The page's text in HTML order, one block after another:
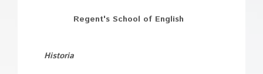
Regent's School of English
Historia